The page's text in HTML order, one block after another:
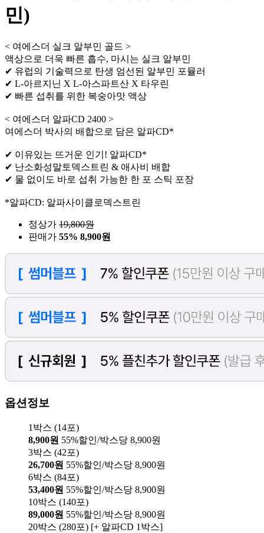
민)
< 여에스더 실크 알부민 골드 >
액상으로 더욱 빠른 흡수, 마시는 실크 알부민
✔ 유럽의 기술력으로 탄생 엄선된 알부민 포뮬러
✔ L-아르지닌 X L-아스파트산 X 타우린
✔ 빠른 섭취를 위한 복숭아맛 액상
< 여에스더 알파CD 2400 >
여에스더 박사의 배합으로 담은 알파CD*
✔ 이유있는 뜨거운 인기! 알파CD*
✔ 난소화성말토덱스트린 & 애사비 배합
✔ 물 없이도 바로 섭취 가능한 한 포 스틱 포장
*알파CD: 알파사이클로덱스트린
정상가 19,800원
판매가 55% 8,900원
옵션정보
1박스 (14포)
8,900원 55%할인/박스당 8,900원
3박스 (42포)
26,700원 55%할인/박스당 8,900원
6박스 (84포)
53,400원 55%할인/박스당 8,900원
10박스 (140포)
89,000원 55%할인/박스당 8,900원
20박스 (280포) [+ 알파CD 1박스]